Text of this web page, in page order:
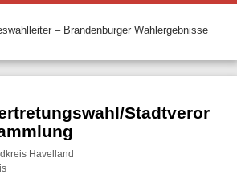
– Brandenburger Wahlergebnisse
Stadtveror
Havelland